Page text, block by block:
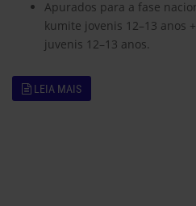
Apurados para a fase
kumite jovenis 12–13 anos
juvenis 12–13 anos.
LEIA MAIS